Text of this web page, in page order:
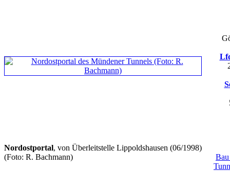
Nordostportal, von Überleitstelle Lippoldshausen (06/1998)
(Foto: R. Bachmann)